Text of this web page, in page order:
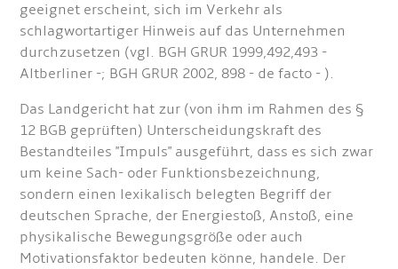
geeignet erscheint, sich im Verkehr als
schlagwortartiger Hinweis auf das Unternehmen
durchzusetzen (vgl. BGH GRUR 1999,492,493 -
Altberliner -; BGH GRUR 2002, 898 - de facto - ).
Das Landgericht hat zur (von ihm im Rahmen des §
12 BGB geprüften) Unterscheidungskraft des
Bestandteiles "Impuls" ausgeführt, dass es sich zwar
um keine Sach- oder Funktionsbezeichnung,
sondern einen lexikalisch belegten Begriff der
deutschen Sprache, der Energiestoß, Anstoß, eine
physikalische Bewegungsgröße oder auch
Motivationsfaktor bedeuten könne, handele. Der